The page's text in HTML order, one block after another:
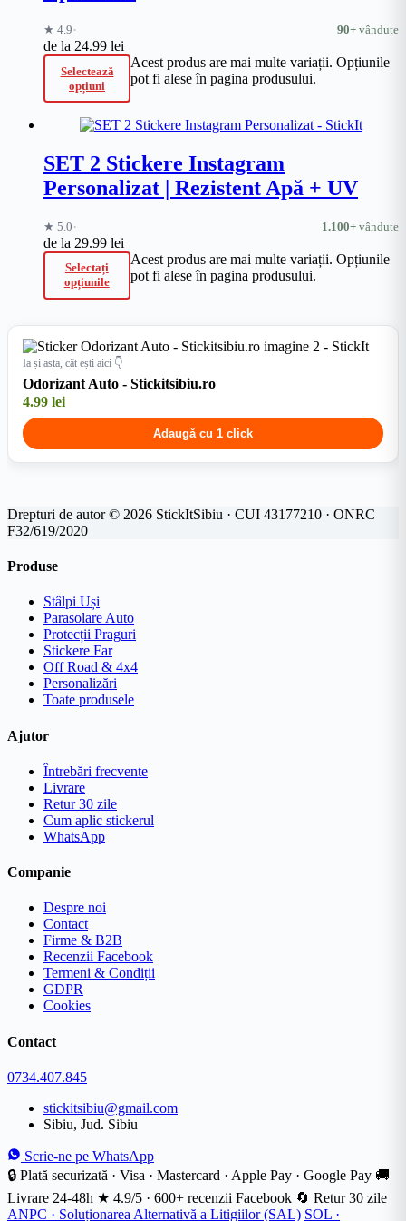
★ 4.9 · 90+ vândute
de la 24.99 lei
Selectează
opțiuni
Acest produs are mai multe variații. Opțiunile
pot fi alese în pagina produsului.
SET 2 Stickere Instagram
Personalizat | Rezistent Apă + UV
★ 5.0 · 1.100+ vândute
de la 29.99 lei
Selectați
opțiunile
Acest produs are mai multe variații. Opțiunile
pot fi alese în pagina produsului.
Ia și asta, cât ești aici 👇
Odorizant Auto - Stickitsibiu.ro
4.99 lei
Adaugă cu 1 click
Drepturi de autor © 2026 StickItSibiu · CUI 43177210 · ONRC
F32/619/2020
Produse
Stâlpi Uși
Parasolare Auto
Protecții Praguri
Stickere Far
Off Road & 4x4
Personalizări
Toate produsele
Ajutor
Întrebări frecvente
Livrare
Retur 30 zile
Cum aplic stickerul
WhatsApp
Companie
Despre noi
Contact
Firme & B2B
Recenzii Facebook
Termeni & Condiții
GDPR
Cookies
Contact
0734.407.845
stickitsibiu@gmail.com
Sibiu, Jud. Sibiu
Scrie-ne pe WhatsApp
🔒 Plată securizată · Visa · Mastercard · Apple Pay · Google Pay 🚚
Livrare 24-48h ★ 4.9/5 · 600+ recenzii Facebook 🔄 Retur 30 zile
ANPC · Soluționarea Alternativă a Litigiilor (SAL) SOL ·